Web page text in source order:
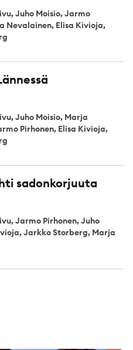
Juho Moisio, Jarmo
Nevalainen, Elisa Kivioja,
Juho Moisio, Marja
Pirhonen, Elisa Kivioja,
sadonkorjuuta
Jarmo Pirhonen, Juho
Jarkko Storberg, Marja